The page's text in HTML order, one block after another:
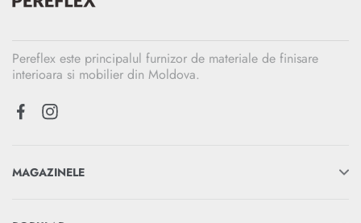
Pereflex este principalul furnizor de materiale de finisare
interioara si mobilier din Moldova.
MAGAZINELE